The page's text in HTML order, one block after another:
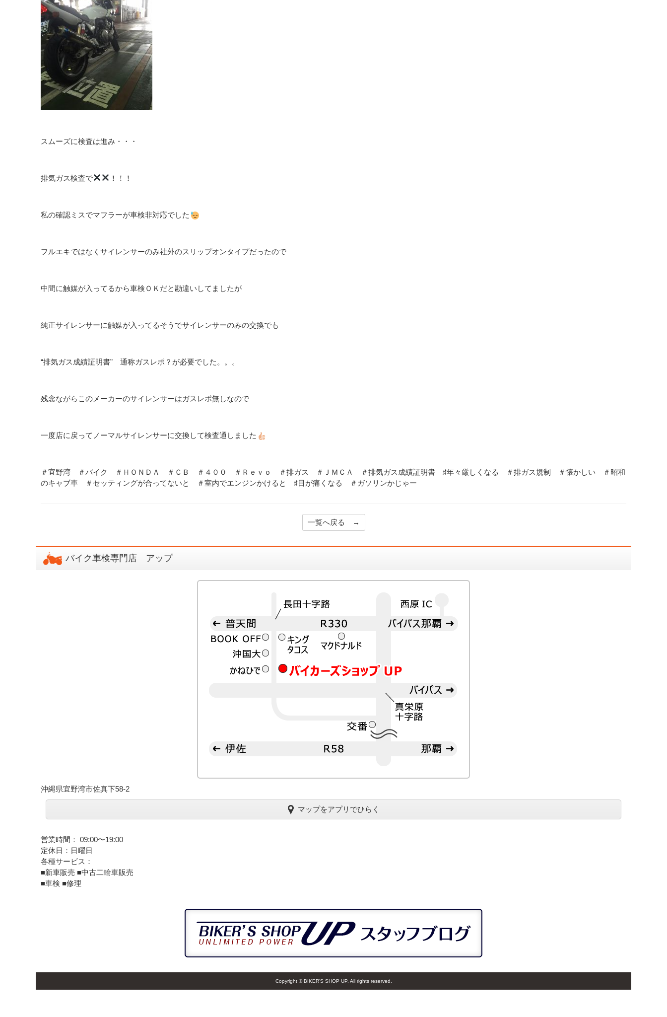
スムーズに検査は進み・・・
排気ガス検査で ！！！
私の確認ミスでマフラーが車検非対応でした
フルエキではなくサイレンサーのみ社外のスリップオンタイプだったので
中間に触媒が入ってるから車検ＯＫだと勘違いしてましたが
純正サイレンサーに触媒が入ってるそうでサイレンサーのみの交換でも
“排気ガス成績証明書” 通称ガスレポ？が必要でした。。。
残念ながらこのメーカーのサイレンサーはガスレポ無しなので
一度店に戻ってノーマルサイレンサーに交換して検査通しました
＃宜野湾 ＃バイク ＃ＨＯＮＤＡ ＃ＣＢ ＃４００ ＃Ｒｅｖｏ ＃排ガス ＃ＪＭＣＡ ＃排気ガス成績証明書 ♯年々厳しくなる ＃排ガス規制 ＃懐かしい ＃昭和
のキャブ車 ＃セッティングが合ってないと ＃室内でエンジンかけると ♯目が痛くなる ＃ガソリンかじゃー
一覧へ戻る →
バイク車検専門店 アップ
沖縄県宜野湾市佐真下58-2
マップをアプリでひらく
営業時間： 09:00〜19:00
定休日：日曜日
各種サービス：
■新車販売 ■中古二輪車販売
■車検 ■修理
Copyright © BIKER’S SHOP UP. All rights reserved.